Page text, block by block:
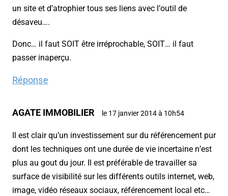
un site et d’atrophier tous ses liens avec l’outil de
désaveu….
Donc… il faut SOIT être irréprochable, SOIT… il faut
passer inaperçu.
Réponse
AGATE IMMOBILIER le 17 janvier 2014 à 10h54
Il est clair qu’un investissement sur du référencement pur
dont les techniques ont une durée de vie incertaine n’est
plus au gout du jour. Il est préférable de travailler sa
surface de visibilité sur les différents outils internet, web,
image, vidéo réseaux sociaux, référencement local etc…